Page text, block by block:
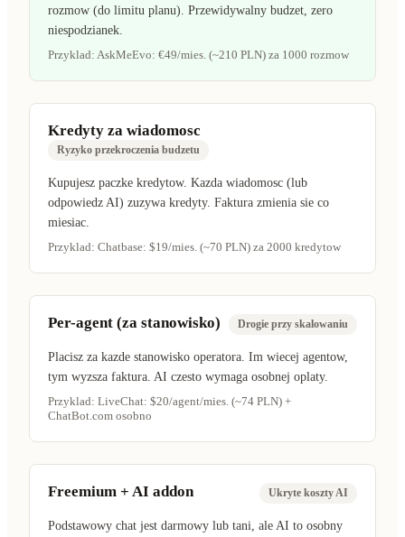
rozmow (do limitu planu). Przewidywalny budzet, zero
niespodzianek.
Przyklad: AskMeEvo: €49/mies. (~210 PLN) za 1000 rozmow
Kredyty za wiadomosc
Ryzyko przekroczenia budzetu
Kupujesz paczke kredytow. Kazda wiadomosc (lub
odpowiedz AI) zuzywa kredyty. Faktura zmienia sie co
miesiac.
Przyklad: Chatbase: $19/mies. (~70 PLN) za 2000 kredytow
Per-agent (za stanowisko) Drogie przy skalowaniu
Placisz za kazde stanowisko operatora. Im wiecej agentow,
tym wyzsza faktura. AI czesto wymaga osobnej oplaty.
Przyklad: LiveChat: $20/agent/mies. (~74 PLN) +
ChatBot.com osobno
Freemium + AI addon Ukryte koszty AI
Podstawowy chat jest darmowy lub tani, ale AI to osobny